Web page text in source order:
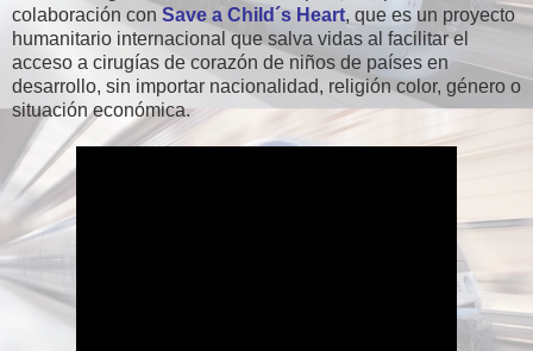
colaboración con Save a Child´s Heart, que es un proyecto
humanitario internacional que salva vidas al facilitar el
acceso a cirugías de corazón de niños de países en
desarrollo, sin importar nacionalidad, religión color, género o
situación económica.